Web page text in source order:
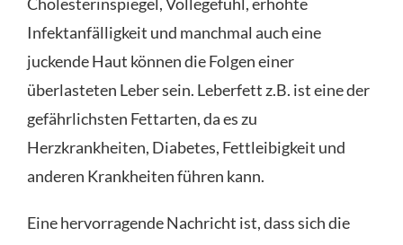
Infektanfälligkeit und manchmal auch eine
juckende Haut können die Folgen einer
überlasteten Leber sein. Leberfett z.B. ist eine der
gefährlichsten Fettarten, da es zu
Herzkrankheiten, Diabetes, Fettleibigkeit und
anderen Krankheiten führen kann.
Eine hervorragende Nachricht ist, dass sich die